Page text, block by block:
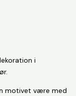
i
motivet være med